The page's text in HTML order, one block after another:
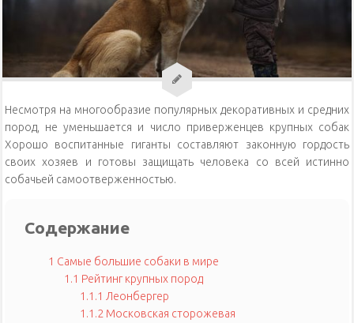
Уход за кошками
Уход за собаками
Физиология кошек
Несмотря на многообразие популярных декоративных и средних
пород, не уменьшается и число приверженцев крупных собак
Хорошо воспитанные гиганты составляют законную гордость
своих хозяев и готовы защищать человека со всей истинно
собачьей самоотверженностью.
Содержание
1 Самые большие собаки в мире
1.1 Рейтинг крупных пород
1.1.1 Леонбергер
1.1.2 Московская сторожевая